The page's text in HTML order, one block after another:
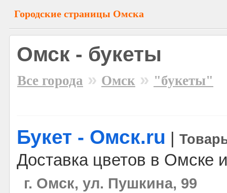
Городские страницы Омска
Омск - букеты
Все города » Омск » "букеты"
Букет - Омск.ru
Доставка цветов в Омске
г. Омск, ул. Пушкина, 99